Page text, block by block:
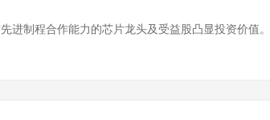
进制程合作能力的芯片龙头及受益股凸显投资价值。